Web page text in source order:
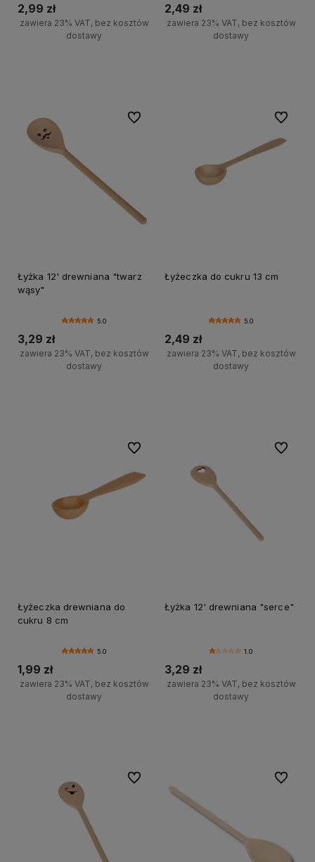
2,99 zł
zawiera 23% VAT, bez kosztów
dostawy
2,49 zł
zawiera 23% VAT, bez kosztów
dostawy
Łyżka 12' drewniana "twarz
wąsy"
5.0
3,29 zł
zawiera 23% VAT, bez kosztów
dostawy
Do ulubionych
Łyżeczka do cukru 13 cm
5.0
2,49 zł
zawiera 23% VAT, bez kosztów
dostawy
Do
Łyżeczka drewniana do
cukru 8 cm
5.0
1,99 zł
zawiera 23% VAT, bez kosztów
dostawy
Do ulubionych
Łyżka 12' drewniana "serce"
1.0
3,29 zł
zawiera 23% VAT, bez kosztów
dostawy
Do
Do ulubionych Do